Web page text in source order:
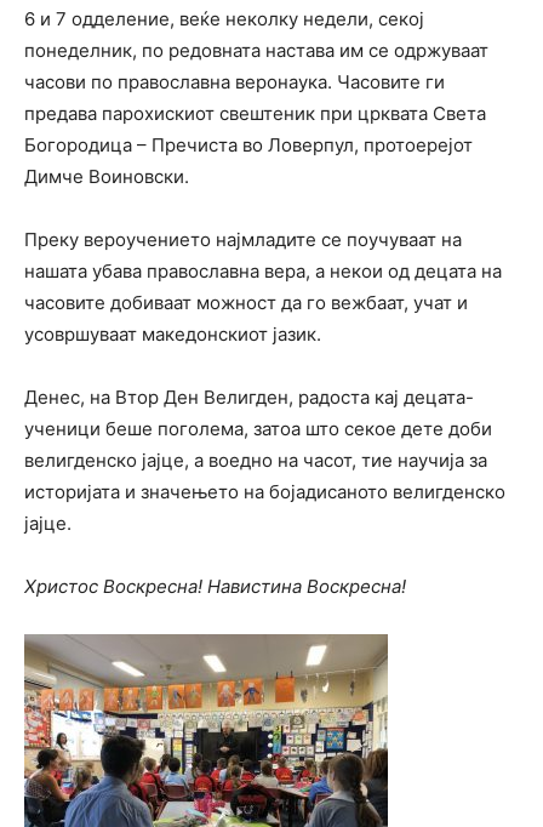
6 и 7 одделение, веќе неколку недели, секој
понеделник, по редовната настава им се одржуваат
часови по православна веронаука. Часовите ги
предава парохискиот свештеник при црквата Света
Богородица – Пречиста во Ловерпул, протоерејот
Димче Воиновски.
Преку вероучението најмладите се поучуваат на
нашата убава православна вера, а некои од децата на
часовите добиваат можност да го вежбаат, учат и
усовршуваат македонскиот јазик.
Денес, на Втор Ден Велигден, радоста кај децата-
ученици беше поголема, затоа што секое дете доби
велигденско јајце, а воедно на часот, тие научија за
историјата и значењето на бојадисаното велигденско
јајце.
Христос Воскресна! Навистина Воскресна!